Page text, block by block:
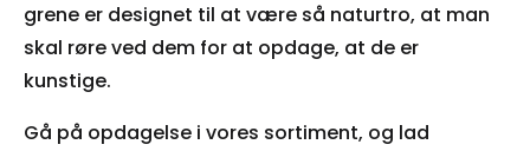
grene er designet til at være så naturtro, at man
skal røre ved dem for at opdage, at de er
kunstige.
Gå på opdagelse i vores sortiment, og lad